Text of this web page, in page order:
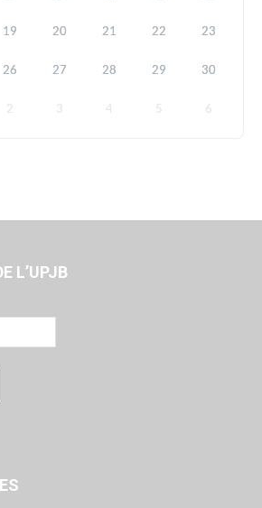
19 20 21 22 23
26 27 28 29 30
2 3 4 5 6
L’UPJB